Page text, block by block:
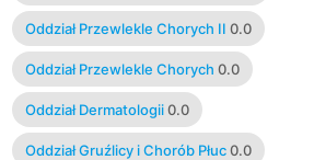
Oddział Przewlekle Chorych II 0.0
Oddział Przewlekle Chorych 0.0
Oddział Dermatologii 0.0
Oddział Gruźlicy i Chorób Płuc 0.0